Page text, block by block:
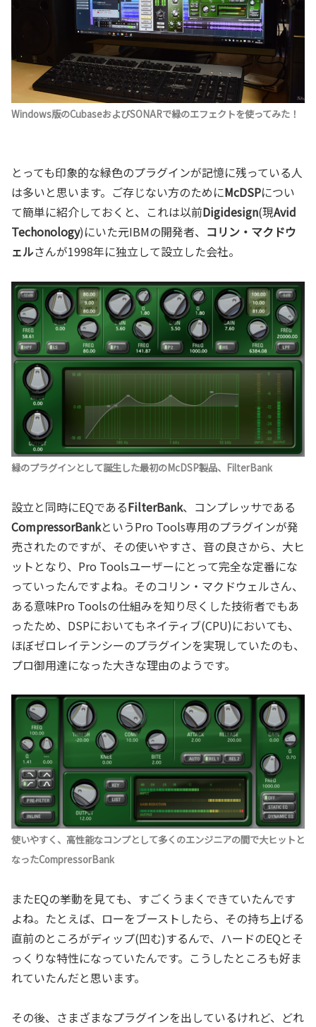
Windows版のCubaseおよびSONARで緑のエフェクトを使ってみた！
とっても印象的な緑色のプラグインが記憶に残っている人
は多いと思います。ご存じない方のためにMcDSPについ
て簡単に紹介しておくと、これは以前Digidesign(現Avid
Techonology)にいた元IBMの開発者、 コリン・マクドウ
ェルさんが1998年に独立して設立した会社。
緑のプラグインとして誕生した最初のMcDSP製品、FilterBank
設立と同時にEQであるFilterBank、コンプレッサである
CompressorBankというPro Tools専用のプラグインが発
売されたのですが、その使いやすさ、音の良さから、大ヒ
ットとなり、Pro Toolsユーザーにとって完全な定番にな
っていったんですよね。そのコリン・マクドウェルさん、
ある意味Pro Toolsの仕組みを知り尽くした技術者でもあ
ったため、DSPにおいてもネイティブ(CPU)においても、
ほぼゼロレイテンシーのプラグインを実現していたのも、
プロ御用達になった大きな理由のようです。
使いやすく、高性能なコンプとして多くのエンジニアの間で大ヒットと
なったCompressorBank
またEQの挙動を見ても、すごくうまくできていたんです
よね。たとえば、ローをブーストしたら、その持ち上げる
直前のところがディップ(凹む)するんで、ハードのEQとそ
っくりな特性になっていたんです。こうしたところも好ま
れていたんだと思います。
その後、さまざまなプラグインを出しているけれど、どれ